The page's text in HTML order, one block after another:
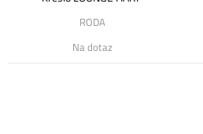
RODA
Na dotaz